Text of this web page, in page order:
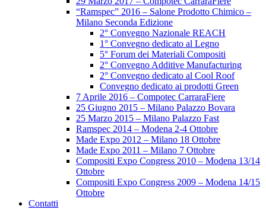
“Ramspec” 2016 – Salone Prodotto Chimico –
Milano Seconda Edizione
2° Convegno Nazionale REACH
1° Convegno dedicato al Legno
5° Forum dei Materiali Compositi
2° Convegno Additive Manufacturing
2° Convegno dedicato al Cool Roof
Convegno dedicato ai prodotti Green
7 Aprile 2016 – Compotec CarraraFiere
25 Giugno 2015 – Milano Palazzo Bovara
25 Marzo 2015 – Milano Palazzo Fast
Ramspec 2014 – Modena 2-4 Ottobre
Made Expo 2012 – Milano 18 Ottobre
Made Expo 2011 – Milano 7 Ottobre
Compositi Expo Congress 2010 – Modena 13/14
Ottobre
Compositi Expo Congress 2009 – Modena 14/15
Ottobre
Contatti